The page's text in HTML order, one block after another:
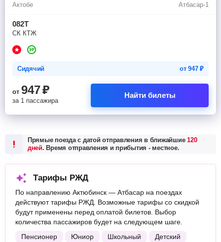
Актобе
Атбасар-1
082Т
СК КТЖ
Сидячий от947₽
от 947₽
за 1 пассажира
Найти билеты
Прямые поезда с датой отправления в ближайшие120
дней. Время отправления и прибытия - местное.
Тарифы РЖД
По направлению Актюбинск — Атбасар на поездах
действуют тарифы РЖД. Возможные тарифы со скидкой
будут применены перед оплатой билетов. Выбор
количества пассажиров будет на следующем шаге.
Пенсионер
Юниор Школьный
Детский